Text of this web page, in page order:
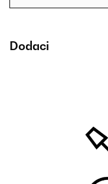
Dodaci